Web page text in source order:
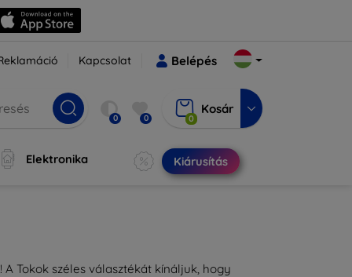
Kapcsolat Belépés
0 0 0
Kosár
Elektronika Kiárusítás
Tokok széles választékát kínáljuk, hogy